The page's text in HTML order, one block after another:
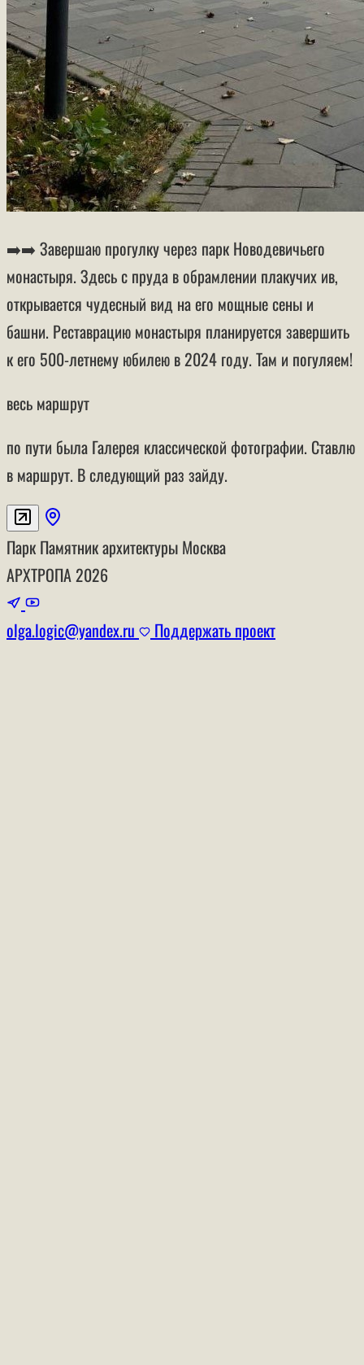
➡️➡️ Завершаю прогулку через парк Новодевичьего
монастыря. Здесь с пруда в обрамлении плакучих ив,
открывается чудесный вид на его мощные сены и
башни. Реставрацию монастыря планируется завершить
к его 500-летнему юбилею в 2024 году. Там и погуляем!
весь маршрут
по пути была Галерея классической фотографии. Ставлю
в маршрут. В следующий раз зайду.
Парк Памятник архитектуры Москва
АРХТРОПА 2026
olga.logic@yandex.ru Поддержать проект